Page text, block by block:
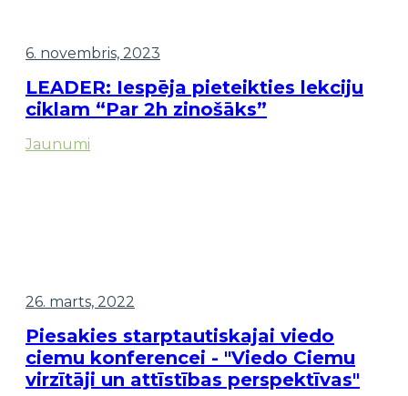
6. novembris, 2023
LEADER: Iespēja pieteikties lekciju
ciklam “Par 2h zinošāks”
Jaunumi
26. marts, 2022
Piesakies starptautiskajai viedo
ciemu konferencei - "Viedo Ciemu
virzītāji un attīstības perspektīvas"